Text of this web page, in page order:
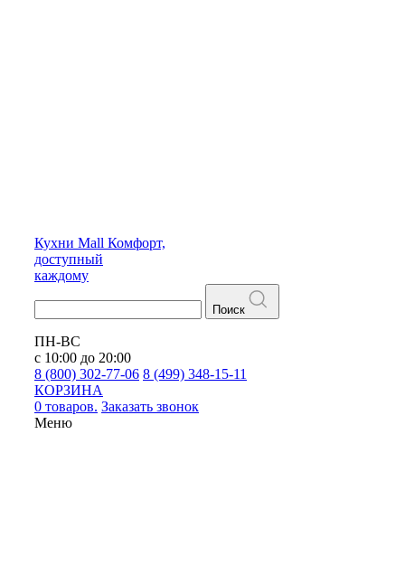
Кухни Mall Комфорт,
доступный
каждому
Поиск
ПН-ВС
с 10:00 до 20:00
8 (800) 302-77-06 8 (499) 348-15-11
КОРЗИНА
0 товаров. Заказать звонок
Меню